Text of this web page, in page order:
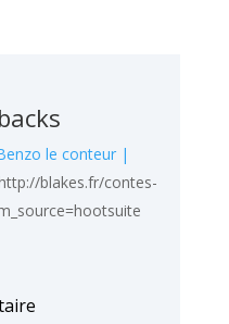
le conteur |
blakes.fr/contes-